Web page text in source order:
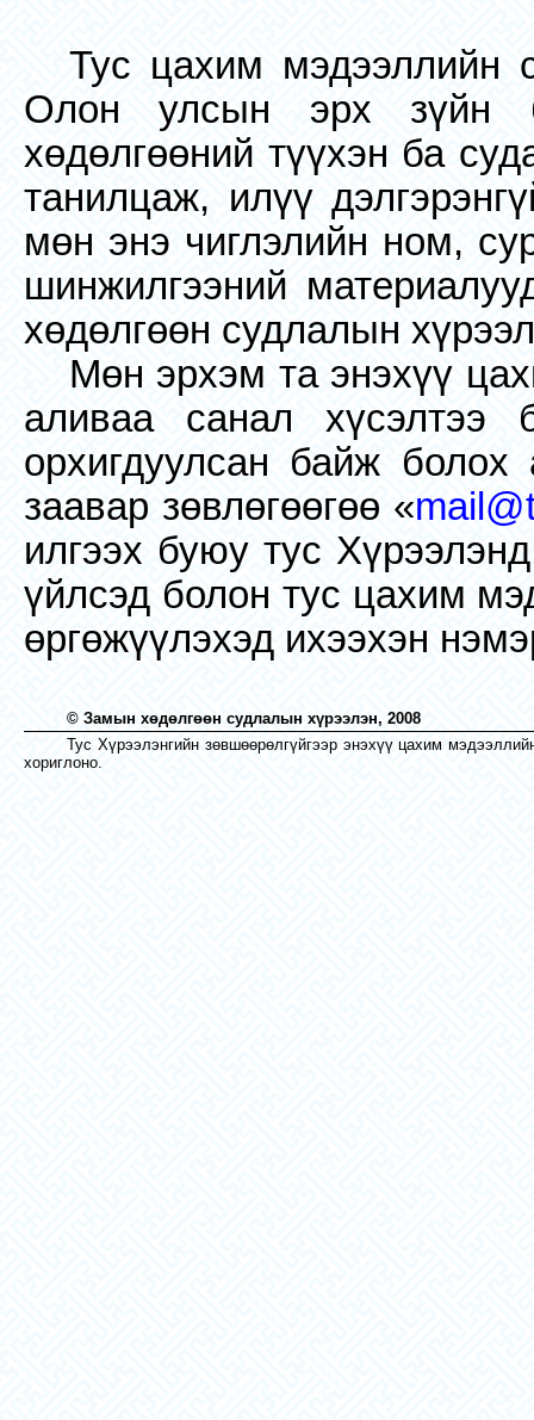
Тус цахим мэдээллийн
Олон улсын эрх зүйн
хөдөлгөөний түүхэн ба
танилцаж, илүү
мөн энэ чиглэлийн ном,
шинжилгээний
хөдөлгөөн судлалын
Мөн эрхэм та энэхүү
аливаа санал хүсэлтээ
орхигдуулсан байж болох
заавар зөвлөгөөгөө «
илгээх буюу тус
үйлсэд болон тус цахим
өргөжүүлэхэд ихээхэн
© Замын хөдөлгөөн судлалын хүрээлэн, 2008
Тус Хүрээлэнгийн зөвшөөрөлгүйгээр энэхүү цахим
хориглоно.